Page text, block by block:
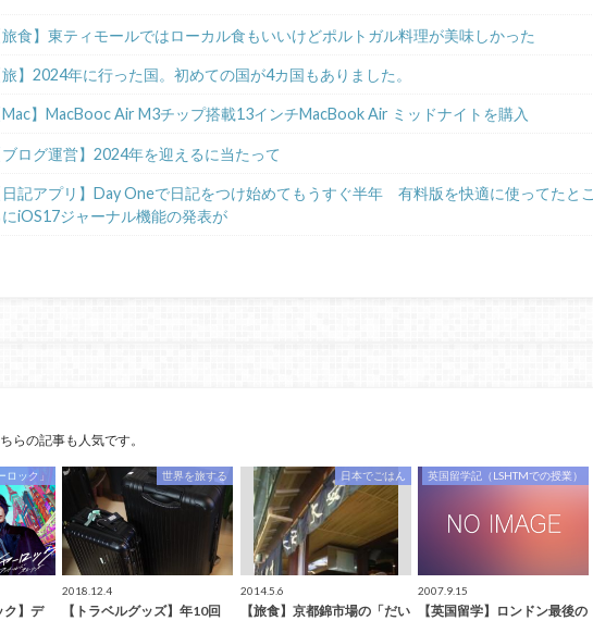
旅食】東ティモールではローカル食もいいけどポルトガル料理が美味しかった
旅】2024年に行った国。初めての国が4カ国もありました。
Mac】MacBooc Air M3チップ搭載13インチMacBook Air ミッドナイトを購入
ブログ運営】2024年を迎えるに当たって
日記アプリ】Day Oneで日記をつけ始めてもうすぐ半年 有料版を快適に使ってたとこ
にiOS17ジャーナル機能の発表が
らの記事も人気です。
ロック」
ク】デ
世界を旅する
2018.12.4
【トラベルグッズ】年10回
日本でごはん
2014.5.6
【旅食】京都錦市場の「だい
英国留学記（LSHTMでの授業）
2007.9.15
【英国留学】ロンドン最後の